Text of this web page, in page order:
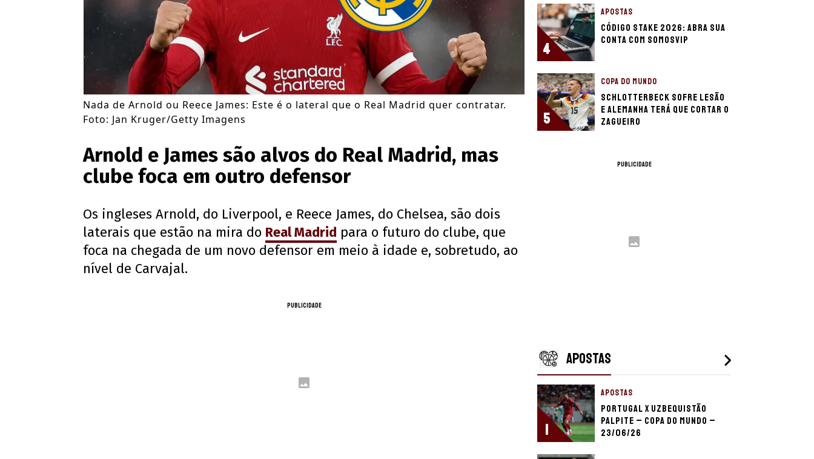
Nada de Arnold ou Reece James: Este é o lateral que o Real Madrid quer contratar.
Foto: Jan Kruger/Getty Imagens
Arnold e James são alvos do Real Madrid, mas
clube foca em outro defensor
Os ingleses Arnold, do Liverpool, e Reece James, do Chelsea, são dois
laterais que estão na mira do Real Madrid para o futuro do clube, que
foca na chegada de um novo defensor em meio à idade e, sobretudo, ao
nível de Carvajal.
PUBLICIDADE
4
APOSTAS
Código Stake 2026: Abra sua
conta com SOMOSVIP
5
COPA DO MUNDO
Schlotterbeck sofre lesão
e Alemanha terá que cortar o
zagueiro
PUBLICIDADE
APOSTAS
1
APOSTAS
Portugal x Uzbequistão
palpite – Copa do Mundo –
23/06/26